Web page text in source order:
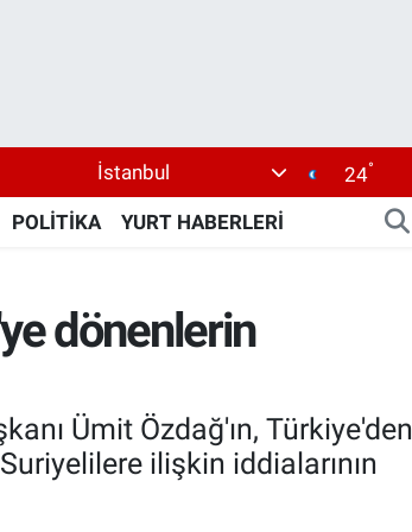
İstanbul 24°
POLİTİKA YURT HABERLERİ
dönenlerin
Ümit Özdağ'ın, Türkiye'den
ilişkin iddialarının